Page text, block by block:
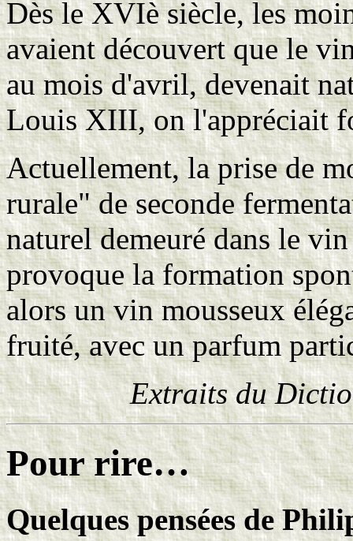
Dès le XVIè siècle, les
avaient découvert que le
au mois d'avril, devenait
Louis XIII, on l'appréciait
Actuellement, la prise de
rurale" de seconde
naturel demeuré dans le
provoque la formation
alors un vin mousseux
fruité, avec un parfum
Extraits du
Pour rire…
Quelques pensées de